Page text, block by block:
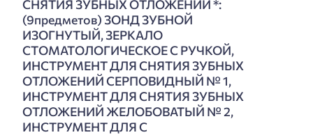
СНЯТИЯ ЗУБНЫХ ОТЛОЖЕНИЙ *:
(9предметов) ЗОНД ЗУБНОЙ
ИЗОГНУТЫЙ, ЗЕРКАЛО
СТОМАТОЛОГИЧЕСКОЕ С РУЧКОЙ,
ИНСТРУМЕНТ ДЛЯ СНЯТИЯ ЗУБНЫХ
ОТЛОЖЕНИЙ СЕРПОВИДНЫЙ № 1,
ИНСТРУМЕНТ ДЛЯ СНЯТИЯ ЗУБНЫХ
ОТЛОЖЕНИЙ ЖЕЛОБОВАТЫЙ № 2,
ИНСТРУМЕНТ ДЛЯ С